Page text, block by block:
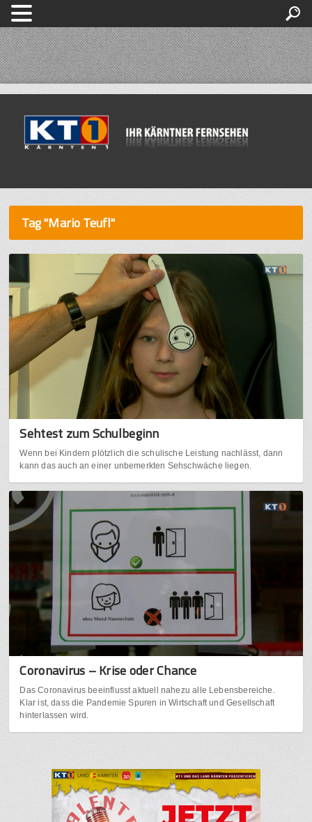
Tag "Mario Teufl"
Sehtest zum Schulbeginn
Wenn bei Kindern plötzlich die schulische Leistung nachlässt, dann
kann das auch an einer unbemerkten Sehschwäche liegen.
Coronavirus – Krise oder Chance
Das Coronavirus beeinflusst aktuell nahezu alle Lebensbereiche.
Klar ist, dass die Pandemie Spuren in Wirtschaft und Gesellschaft
hinterlassen wird.